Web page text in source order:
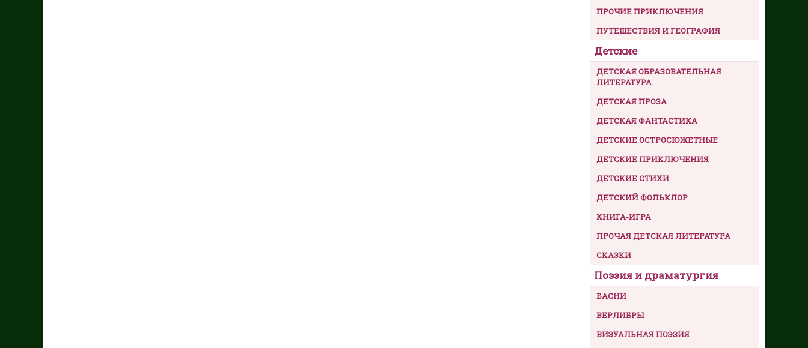
ПРОЧИЕ ПРИКЛЮЧЕНИЯ
ПУТЕШЕСТВИЯ И ГЕОГРАФИЯ
Детские
ДЕТСКАЯ ОБРАЗОВАТЕЛЬНАЯ
ЛИТЕРАТУРА
ДЕТСКАЯ ПРОЗА
ДЕТСКАЯ ФАНТАСТИКА
ДЕТСКИЕ ОСТРОСЮЖЕТНЫЕ
ДЕТСКИЕ ПРИКЛЮЧЕНИЯ
ДЕТСКИЕ СТИХИ
ДЕТСКИЙ ФОЛЬКЛОР
КНИГА-ИГРА
ПРОЧАЯ ДЕТСКАЯ ЛИТЕРАТУРА
СКАЗКИ
Поэзия и драматургия
БАСНИ
ВЕРЛИБРЫ
ВИЗУАЛЬНАЯ ПОЭЗИЯ